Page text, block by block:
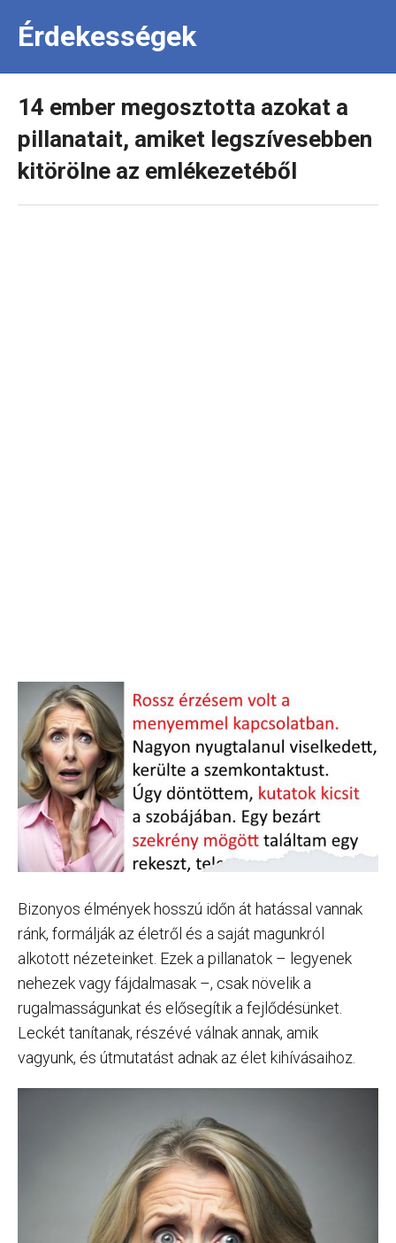
Érdekességek
14 ember megosztotta azokat a
pillanatait, amiket legszívesebben
kitörölne az emlékezetéből
Bizonyos élmények hosszú időn át hatással vannak
ránk, formálják az életről és a saját magunkról
alkotott nézeteinket. Ezek a pillanatok – legyenek
nehezek vagy fájdalmasak –, csak növelik a
rugalmasságunkat és elősegítik a fejlődésünket.
Leckét tanítanak, részévé válnak annak, amik
vagyunk, és útmutatást adnak az élet kihívásaihoz.